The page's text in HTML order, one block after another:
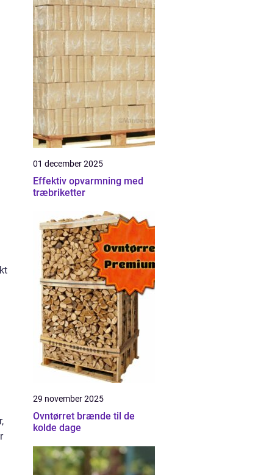
01 december 2025
Effektiv opvarmning med
træbriketter
29 november 2025
Ovntørret brænde til de
kolde dage